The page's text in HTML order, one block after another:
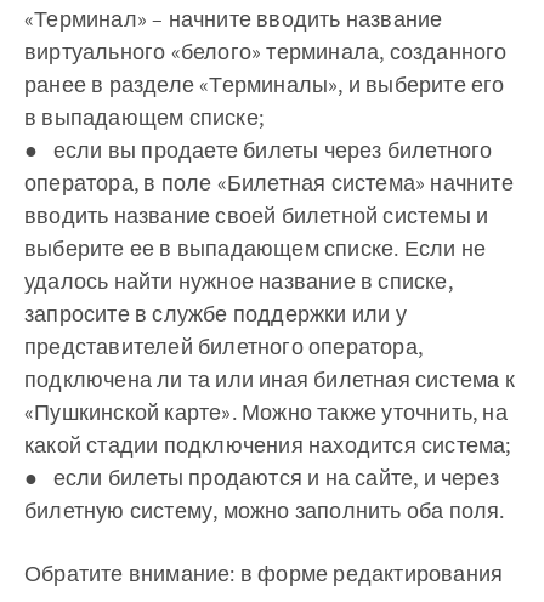
«Терминал» – начните вводить название
виртуального «белого» терминала, созданного
ранее в разделе «Терминалы», и выберите его
в выпадающем списке;
● если вы продаете билеты через билетного
оператора, в поле «Билетная система» начните
вводить название своей билетной системы и
выберите ее в выпадающем списке. Если не
удалось найти нужное название в списке,
запросите в службе поддержки или у
представителей билетного оператора,
подключена ли та или иная билетная система к
«Пушкинской карте». Можно также уточнить, на
какой стадии подключения находится система;
● если билеты продаются и на сайте, и через
билетную систему, можно заполнить оба поля.
Обратите внимание: в форме редактирования